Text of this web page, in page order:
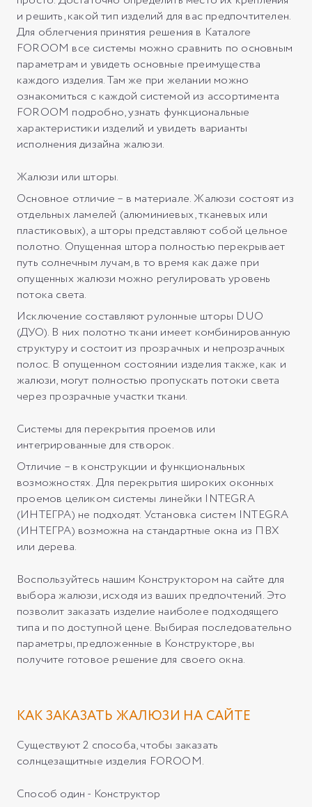
и решить, какой тип изделий для вас предпочтителен.
Для облегчения принятия решения в Каталоге
FOROOM все системы можно сравнить по основным
параметрам и увидеть основные преимущества
каждого изделия. Там же при желании можно
ознакомиться с каждой системой из ассортимента
FOROOM подробно, узнать функциональные
характеристики изделий и увидеть варианты
исполнения дизайна жалюзи.
Жалюзи или шторы.
Основное отличие – в материале. Жалюзи состоят из
отдельных ламелей (алюминиевых, тканевых или
пластиковых), а шторы представляют собой цельное
полотно. Опущенная штора полностью перекрывает
путь солнечным лучам, в то время как даже при
опущенных жалюзи можно регулировать уровень
потока света.
Исключение составляют рулонные шторы DUO
(ДУО). В них полотно ткани имеет комбинированную
структуру и состоит из прозрачных и непрозрачных
полос. В опущенном состоянии изделия также, как и
жалюзи, могут полностью пропускать потоки света
через прозрачные участки ткани.
Системы для перекрытия проемов или
интегрированные для створок.
Отличие – в конструкции и функциональных
возможностях. Для перекрытия широких оконных
проемов целиком системы линейки INTEGRA
(ИНТЕГРА) не подходят. Установка систем INTEGRA
(ИНТЕГРА) возможна на стандартные окна из ПВХ
или дерева.
Воспользуйтесь нашим Конструктором на сайте для
выбора жалюзи, исходя из ваших предпочтений. Это
позволит заказать изделие наиболее подходящего
типа и по доступной цене. Выбирая последовательно
параметры, предложенные в Конструкторе, вы
получите готовое решение для своего окна.
КАК ЗАКАЗАТЬ ЖАЛЮЗИ НА САЙТЕ
Существуют 2 способа, чтобы заказать
солнцезащитные изделия FOROOM.
Способ один - Конструктор